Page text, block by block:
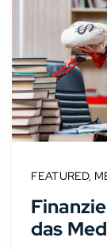
FEATURED,
das